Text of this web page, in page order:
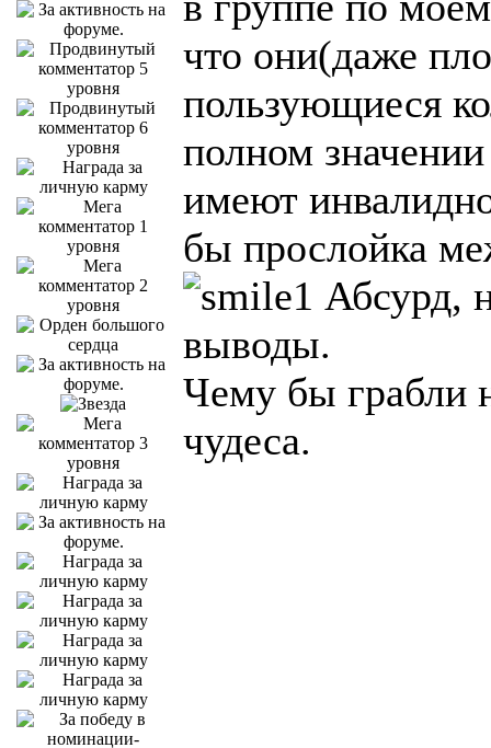
что они(даже
пользующиеся
полном
имеют
бы прослойка
Абсурд,
выводы.
Чему бы грабли
чудеса.